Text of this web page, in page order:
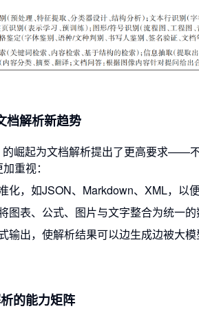
档解析新趋势
崛起为文档解析提出了更高要求——
重视：
化，如JSON、Markdown、XML，以
图表、公式、图片与文字整合为统一
输出，使解析结果可以边生成边被大
的能力矩阵